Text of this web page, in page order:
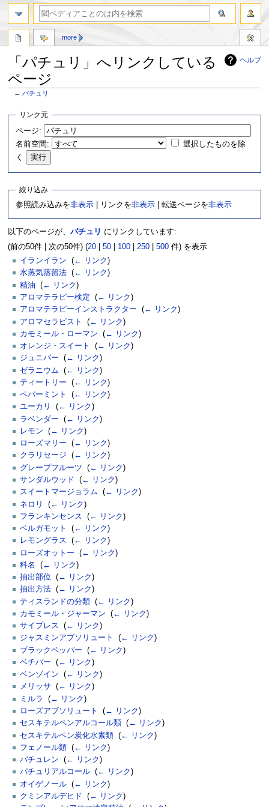
ヘルプ
「パチュリ」へリンクしている
ページ
← パチュリ
に
リンク元
ページ:
名前空間:
選択したものを除
く
絞り込み
参照読み込みを非表示 | リンクを非表示 | 転送ページを非表示
以下のページが、 パチュリ にリンクしています:
(前の50件 | 次の50件) (20| 50| 100| 250| 500件) を表示
イランイラン
(← リンク )
水蒸気蒸留法 (← リンク )
精油
(← リンク)
アロマテラピー検定
(← リンク )
アロマテラピーインストラクター
(← リンク )
アロマセラピスト
(← リンク)
カモミール・ローマン
(← リンク)
オレンジ・スイート
(← リンク )
ジュニパー
(← リンク )
ゼラニウム
(← リンク)
ティートリー
(← リンク)
ペパーミント
(← リンク )
ユーカリ
(← リンク )
ラベンダー
(← リンク)
レモン
(← リンク )
ローズマリー
(← リンク )
クラリセージ
(← リンク )
グレープフルーツ
(← リンク)
サンダルウッド
(← リンク )
スイートマージョラム
(← リンク )
ネロリ
(← リンク)
フランキンセンス
(← リンク)
ベルガモット
(← リンク )
レモングラス
(← リンク )
ローズオットー
(← リンク)
科名
(← リンク)
抽出部位
(← リンク )
抽出方法 (← リンク )
ティスランドの分類 (← リンク)
カモミール・ジャーマン
(← リンク)
サイプレス
(← リンク )
ジャスミンアブソリュート
(← リンク )
ブラックペッパー
(← リンク)
ベチバー
(← リンク )
ベンゾイン
(← リンク )
メリッサ (← リンク )
ミルラ
(← リンク)
ローズアブソリュート
(← リンク )
セスキテルペンアルコール類
(← リンク )
セスキテルペン炭化水素類 (← リンク)
フェノール類 (← リンク)
パチュレン
(← リンク )
パチュリアルコール (← リンク )
オイゲノール (← リンク)
クミンアルデヒド
(← リンク)
more